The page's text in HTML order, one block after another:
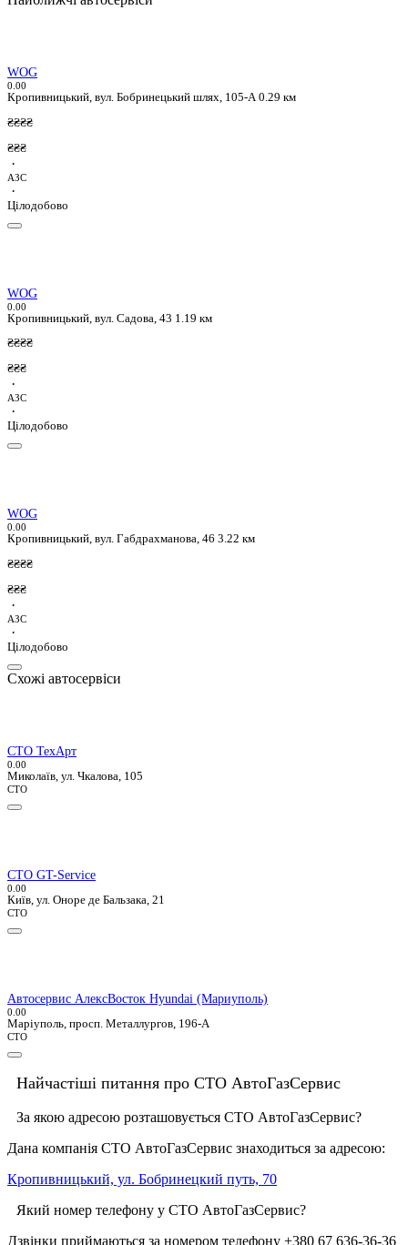
WOG
0.00
Кропивницький, вул. Бобринецький шлях, 105-А0.29 км
₴₴₴₴
₴₴₴
·
АЗС
·
Цілодобово
WOG
0.00
Кропивницький, вул. Садова, 43 1.19 км
₴₴₴₴
₴₴₴
·
АЗС
·
Цілодобово
WOG
0.00
Кропивницький, вул. Габдрахманова, 46 3.22 км
₴₴₴₴
₴₴₴
·
АЗС
·
Цілодобово
Схожі автосервіси
СТО ТехАрт
0.00
Миколаїв, ул. Чкалова, 105
СТО
СТО GT-Service
0.00
Київ, ул. Оноре де Бальзака, 21
СТО
Автосервис АлексВосток Hyundai (Мариуполь)
0.00
Маріуполь, просп. Металлургов, 196-А
СТО
Найчастіші питання про СТО АвтоГазСервис
За якою адресою розташовується СТО АвтоГазСервис?
Дана компанія СТО АвтоГазСервис знаходиться за адресою:
Кропивницький, ул. Бобринецкий путь, 70
Який номер телефону у СТО АвтоГазСервис?
Дзвінки приймаються за номером телефону +380 67 636-36-36